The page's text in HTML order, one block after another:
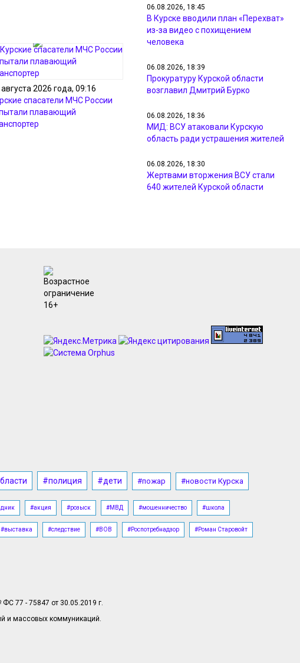
2026 года, 09:16
спасатели МЧС России
плавающий
06.08.2026, 18:45
В Курске вводили план «Перехват»
из-за видео с похищением
человека
06.08.2026, 18:39
Прокуратуру Курской области
возглавил Дмитрий Бурко
06.08.2026, 18:36
МИД: ВСУ атаковали Курскую
область ради устрашения жителей
06.08.2026, 18:30
Жертвами вторжения ВСУ стали
640 жителей Курской области
появились новые камеры на
скорость
06.08.2026, 16:18
В курском музее выставили
уникальные личные вещи маршала
Жукова
06.08.2026, 16:17
#полиция #дети #пожар #новости Курска
#акция #розыск #МВД #мошенничество #школа
#выставка #следствие #ВОВ #Роспотребнадзор #Роман Старовойт
77 - 75847 от 30.05.2019 г.
и массовых коммуникаций.